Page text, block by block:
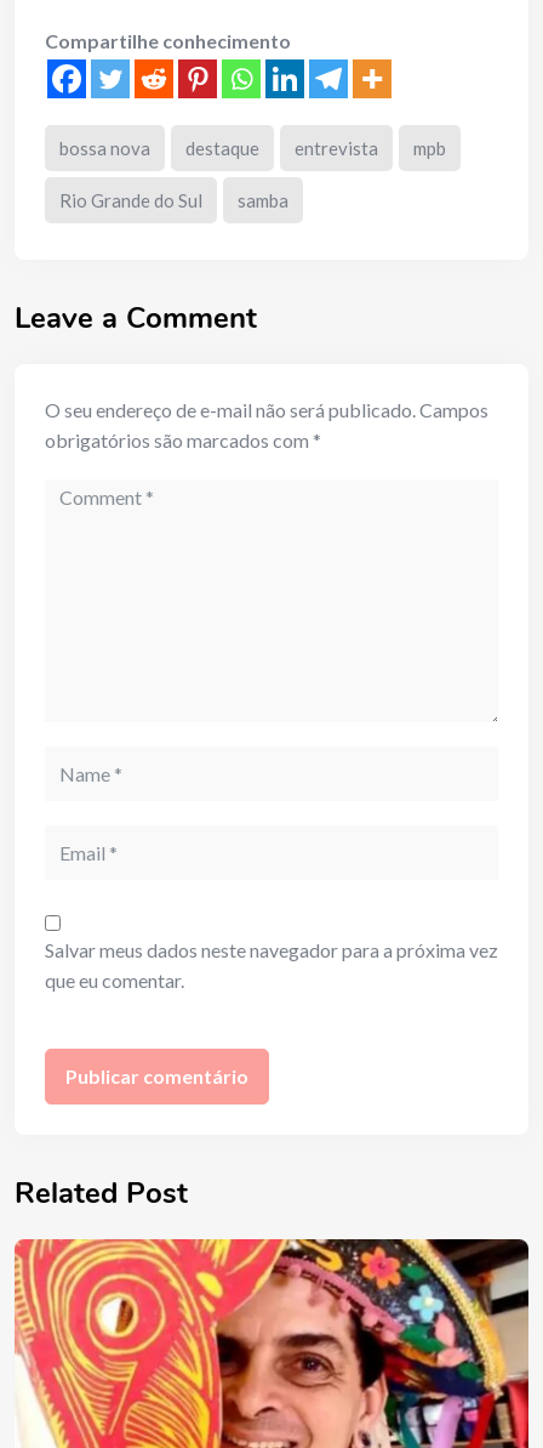
Compartilhe conhecimento
bossa nova destaque entrevista mpb
Rio Grande do Sul samba
Leave a Comment
O seu endereço de e-mail não será publicado.Campos
obrigatórios são marcados com *
Comment
Salvar meus dados neste navegador para a próxima vez
que eu comentar.
Related Post